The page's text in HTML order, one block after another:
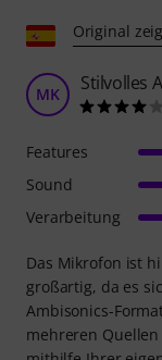
Original
MK Stilvolles
Das Mikrofon ist
großartig, da es
Ambisonics-
mehreren
Features
Sound
Verarbeitung